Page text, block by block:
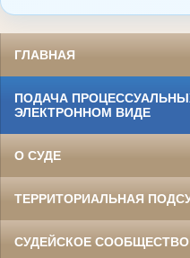
ГЛАВНАЯ
ПОДАЧА
ЭЛЕКТРОННОМ ВИДЕ
О СУДЕ
ТЕРРИТОРИАЛЬНАЯ
СУДЕЙСКОЕ СООБЩЕСТВО